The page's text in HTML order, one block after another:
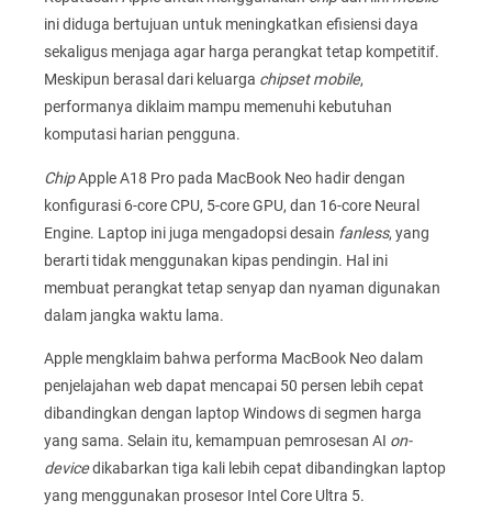
ini diduga bertujuan untuk meningkatkan efisiensi daya
sekaligus menjaga agar harga perangkat tetap kompetitif.
Meskipun berasal dari keluarga chipset mobile,
performanya diklaim mampu memenuhi kebutuhan
komputasi harian pengguna.
ChipApple A18 Pro pada MacBook Neo hadir dengan
konfigurasi 6-core CPU, 5-core GPU, dan 16-core Neural
Engine. Laptop ini juga mengadopsi desain fanless, yang
berarti tidak menggunakan kipas pendingin. Hal ini
membuat perangkat tetap senyap dan nyaman digunakan
dalam jangka waktu lama.
Apple mengklaim bahwa performa MacBook Neo dalam
penjelajahan web dapat mencapai 50 persen lebih cepat
dibandingkan dengan laptop Windows di segmen harga
yang sama. Selain itu, kemampuan pemrosesan AI on-
devicedikabarkan tiga kali lebih cepat dibandingkan laptop
yang menggunakan prosesor Intel Core Ultra 5.